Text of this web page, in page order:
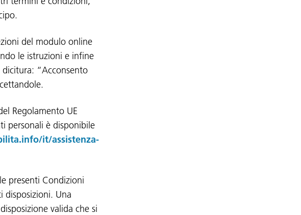
del modulo online
le istruzioni e infine
“Acconsento
Regolamento UE
personali è disponibile
it/assistenza-
presenti Condizioni
disposizioni. Una
valida che si